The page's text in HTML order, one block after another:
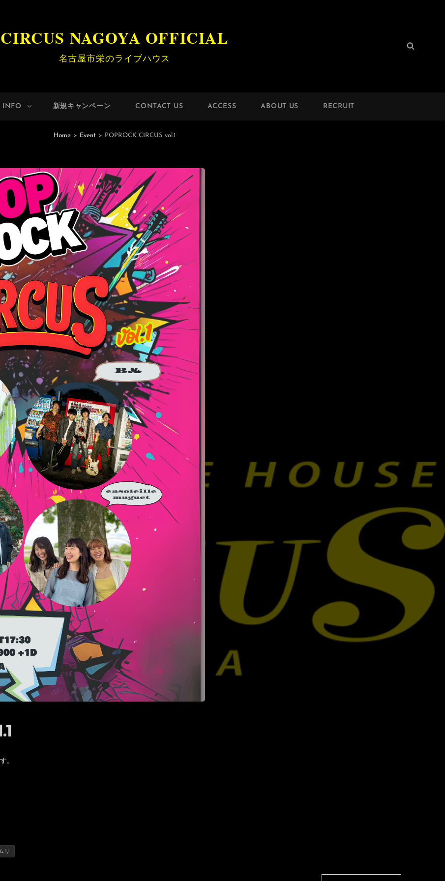
CIRCUS NAGOYA OFFICIAL
名古屋市栄のライブハウス
検
INFO 新規キャンペーン CONTACT US ACCESS ABOUT US RECRUIT
Home > Event > POPROCK CIRCUS vol.1
。
リ